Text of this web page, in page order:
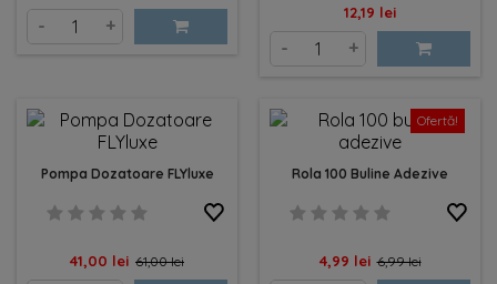
- +
Pret
12,19 lei
- +
Pompa Dozatoare FLYluxe
Pret
41,00 lei Pret
61,00 lei
Ofertă!
Rola 100 Buline Adezive
Pret
4,99 lei Pret
6,99 lei